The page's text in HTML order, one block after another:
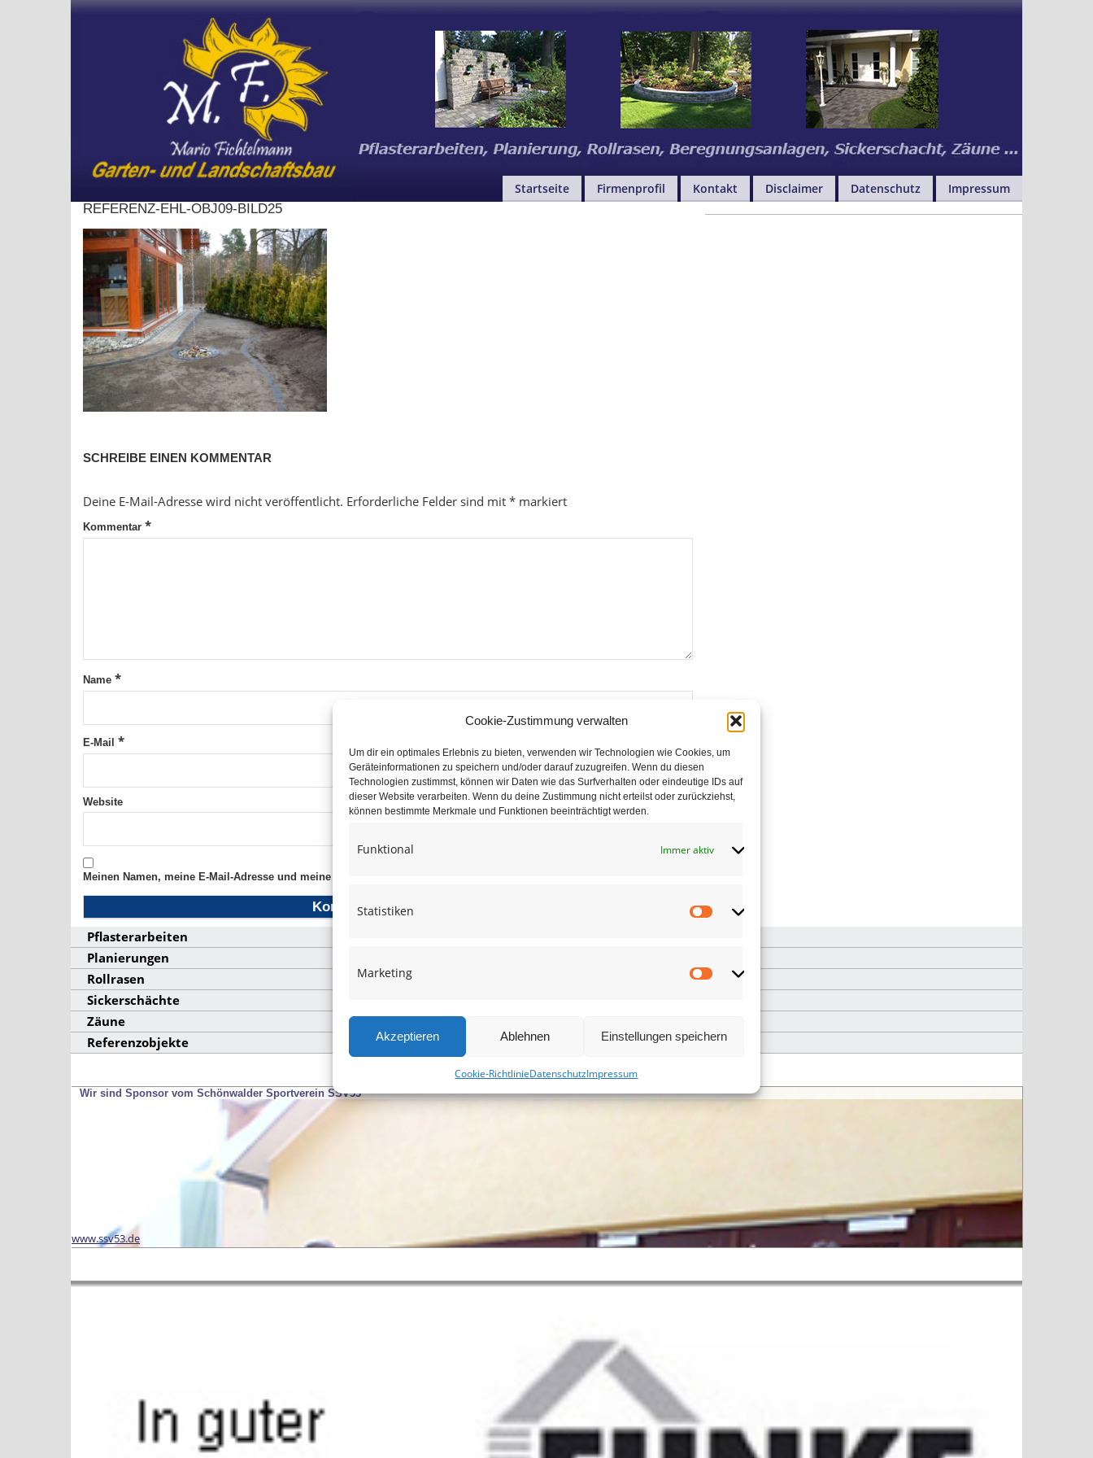
Cookie-Zustimmung verwalten
Um dir ein optimales Erlebnis zu bieten, verwenden wir Technologien wie Cookies, um
Geräteinformationen zu speichern und/oder darauf zuzugreifen. Wenn du diesen
Technologien zustimmst, können wir Daten wie das Surfverhalten oder eindeutige IDs auf
dieser Website verarbeiten. Wenn du deine Zustimmung nicht erteilst oder zurückziehst,
können bestimmte Merkmale und Funktionen beeinträchtigt werden.
Funktional Immer aktiv
Statistiken Statistiken
Marketing Marketing
Akzeptieren Ablehnen Einstellungen speichern
Cookie-RichtlinieDatenschutzImpressum
Startseite Firmenprofil Kontakt Disclaimer Datenschutz
Impressum
REFERENZ-EHL-OBJ09-BILD25
SCHREIBE EINEN KOMMENTAR
Deine E-Mail-Adresse wird nicht veröffentlicht. Erforderliche Felder sind mit * markiert
Kommentar *
Name *
E-Mail *
Website
Meinen Namen, meine E-Mail-Adresse und meine Website in diesem Browser für die nächste Kommentierung speichern.
Pflasterarbeiten
Planierungen
Rollrasen
Sickerschächte
Zäune
Referenzobjekte
Wir sind Sponsor vom Schönwalder Sportverein SSV53
www.ssv53.de